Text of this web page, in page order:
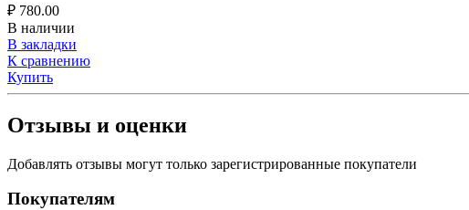
₽ 780.00
В наличии
В закладки
К сравнению
Купить
Отзывы и оценки
Добавлять отзывы могут только зарегистрированные покупатели
Покупателям